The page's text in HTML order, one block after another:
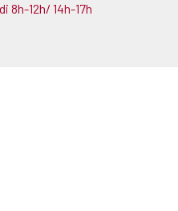
8h-12h/ 14h-17h